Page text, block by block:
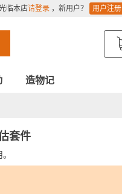
临本店请登录 ，新用户？ 用户注册
造物记
套件